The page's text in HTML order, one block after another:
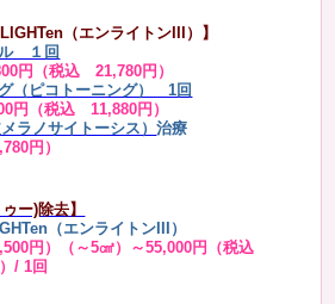
（エンライトンIII）】
ル １回
円（税込 21,780円）
（ピコトーニング） 1回
円（税込 11,880円）
ラノサイトーシス）治療
円）
ー)除去】
（エンライトンIII）
円）（～5㎠）～55,000円（税込
/ 1回